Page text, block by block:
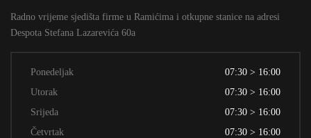
Radno vrijeme sjedišta firme u Ramićima i otkupne stanice na adresi
Despota Stefana Lazarevića 60a
Ponedeljak
07:30 > 16:00
Utorak
07:30 > 16:00
Srijeda
07:30 > 16:00
Četvrtak
07:30 > 16:00